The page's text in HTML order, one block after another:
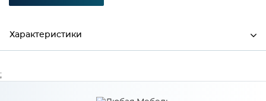
Характеристики
;